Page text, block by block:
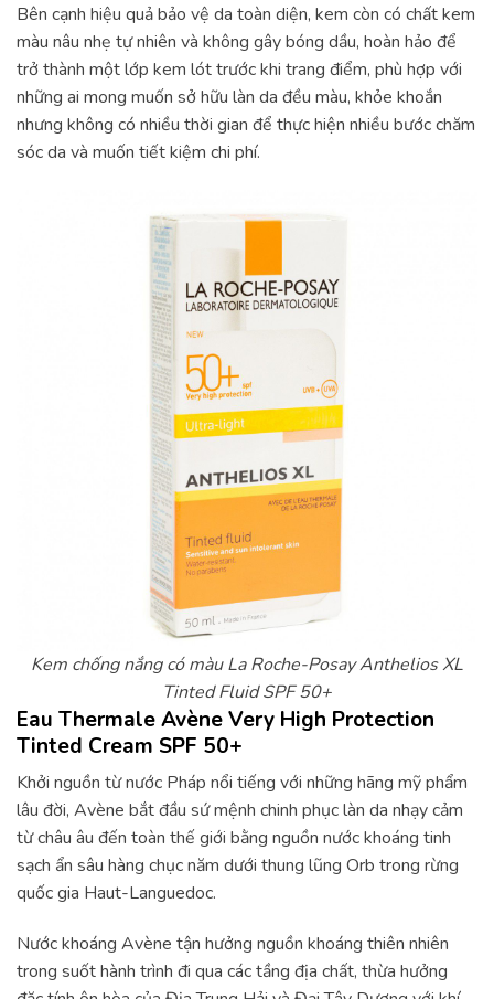
Bên cạnh hiệu quả bảo vệ da toàn diện, kem còn có chất kem
màu nâu nhẹ tự nhiên và không gây bóng dầu, hoàn hảo để
trở thành một lớp kem lót trước khi trang điểm, phù hợp với
những ai mong muốn sở hữu làn da đều màu, khỏe khoắn
nhưng không có nhiều thời gian để thực hiện nhiều bước chăm
sóc da và muốn tiết kiệm chi phí.
Kem chống nắng có màu La Roche-Posay Anthelios XL
Tinted Fluid SPF 50+
Eau Thermale Avène Very High Protection
Tinted Cream SPF 50+
Khởi nguồn từ nước Pháp nổi tiếng với những hãng mỹ phẩm
lâu đời, Avène bắt đầu sứ mệnh chinh phục làn da nhạy cảm
từ châu âu đến toàn thế giới bằng nguồn nước khoáng tinh
sạch ẩn sâu hàng chục năm dưới thung lũng Orb trong rừng
quốc gia Haut-Languedoc.
Nước khoáng Avène tận hưởng nguồn khoáng thiên nhiên
trong suốt hành trình đi qua các tầng địa chất, thừa hưởng